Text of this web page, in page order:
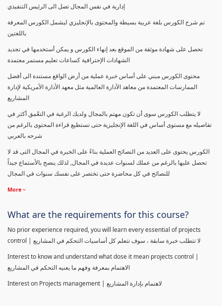
إدارية في نفس المجال تصل الى الرئيس التنفيذي
تم شرح الكورس بلغة عربية بسيطة والمحتوى بالإنجليزي ليشمل الكورس المعرفة
باللغتين
تحصل على شهادة موثقة من الموقع بعد إنهاء الكورس و يمكن أستخدمها في تجديد
الشهادات الإحترافية كساعات تعليم مستمر معتمدة
محتوى الكورس مبني على أساس خبرة عملية من أرض الواقع مستندة الى أفضل
الممارسات المعتمدة من معاهد الأدارة العالمية مثل معهد الأدارة الأمريكية لإدارة
المشاريع
لا يتطلب الكورس سوى أن تكون مهتم بالمجال ولديك الرغبة في التعّمق أكثر في
تفاصيله مع مستوى أساس في اللغة الإنجليزية حتى تستطيع قراءة المحتوى بالرغم من
شرحه بالعربي
الكورس يحتوى على العديد من النصائح العملية بناءً على الخبرة في المجال التى قد لا
تحصل عليها بالرغم من عملك لسنوات عديدة في المجال, لذلك ينصح بالأستماع جيداً
للنصائح في كل محاضرة حتى تختصر على نفسك سنوات في المجال
More
What are the requirements for this course?
No prior experience required, you will learn every essential of projects
control | لا تتطلب خبرة سابقة ، سوف تتعلم كل أساسيات التحكم في المشاريع
Interest to know and understand what dose it mean projects control |
الاهتمام بمعرفة وفهم ما يعنيه التحكم في المشاريع
Interest on Projects management | لاهتمام بإدارة المشاريع